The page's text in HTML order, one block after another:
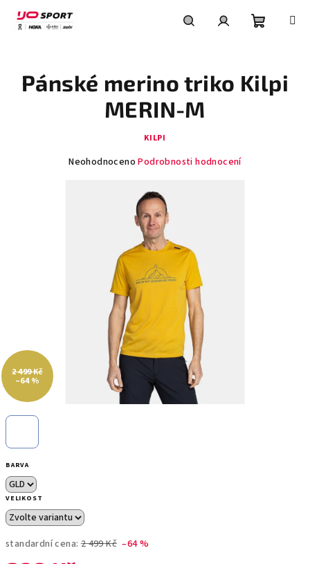
obsah
košík
BARVA
VELIKOST
standardní cena: 2 499 Kč –64 %
Pánské merino triko Kilpi
MERIN-M
KILPI
Průměrné
Neohodnoceno Podrobnosti hodnocení
2 499 Kč
–64 %